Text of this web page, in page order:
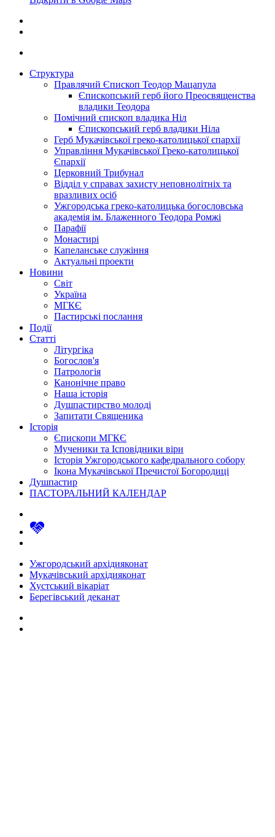
Структура
Правлячий Єпископ Теодор Мацапула
Єпископський герб його Преосвященства
владики Теодора
Помічний єпископ владика Ніл
Єпископський герб владики Ніла
Герб Мукачівської греко-католицької єпархії
Управління Мукачівської Греко-католицької
Єпархії
Церковний Трибунал
Відділ у справах захисту неповнолітніх та
вразливих осіб
Ужгородська греко-католицька богословська
академія ім. Блаженного Теодора Ромжі
Парафії
Монастирі
Капеланське служіння
Актуальні проекти
Новини
Світ
Україна
МГКЄ
Пастирські послання
Події
Статті
Літургіка
Богослов'я
Патрологія
Канонічне право
Наша історія
Душпастирство молоді
Запитати Священика
Історія
Єпископи МГКЄ
Мученики та Ісповідники віри
Історія Ужгородського кафедрального собору
Ікона Мукачівської Пречистої Богородиці
Душпастир
ПАСТОРАЛЬНИЙ КАЛЕНДАР
Ужгородський архідияконат
Мукачівський архідияконат
Хустський вікаріат
Берегівський деканат